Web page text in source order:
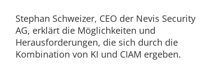
Stephan Schweizer, CEO der Nevis Security
AG, erklärt die Möglichkeiten und
Herausforderungen, die sich durch die
Kombination von KI und CIAM ergeben.